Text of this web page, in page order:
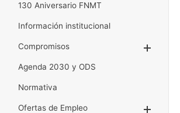
130 Aniversario FNMT
Información institucional
Compromisos
Agenda 2030 y ODS
Normativa
Ofertas de Empleo